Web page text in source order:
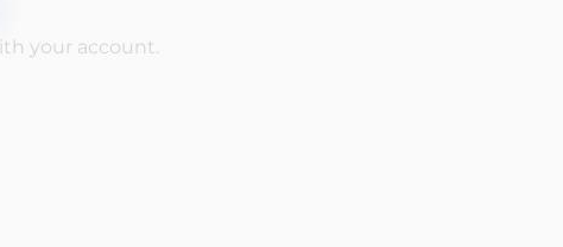
your account.